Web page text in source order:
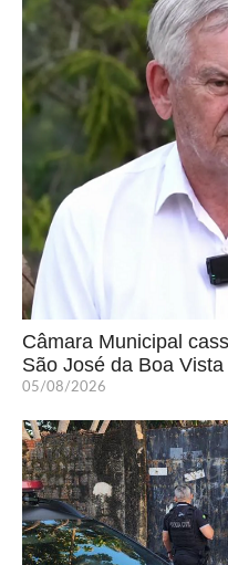
Câmara Municipal
São José da Boa
05/08/2026